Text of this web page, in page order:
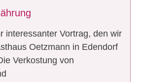
interessanter Vortrag, den wir
Oetzmann in Edendorf
Verkostung von